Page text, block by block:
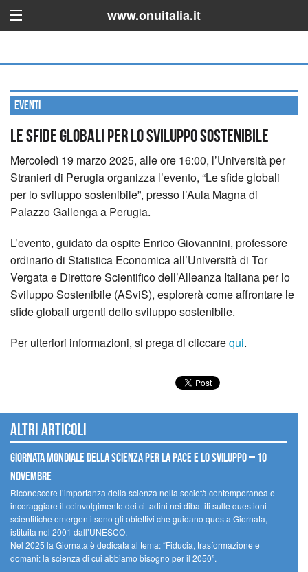
www.onuitalia.it
Eventi
Le sfide globali per lo sviluppo sostenibile
Mercoledì 19 marzo 2025, alle ore 16:00, l’Università per
Stranieri di Perugia organizza l’evento, “Le sfide globali
per lo sviluppo sostenibile”, presso l’Aula Magna di
Palazzo Gallenga a Perugia.
L’evento, guidato da ospite Enrico Giovannini, professore
ordinario di Statistica Economica all’Università di Tor
Vergata e Direttore Scientifico dell’Alleanza Italiana per lo
Sviluppo Sostenibile (ASviS), esplorerà come affrontare le
sfide globali urgenti dello sviluppo sostenibile.
Per ulteriori informazioni, si prega di cliccarequi.
Altri articoli
Giornata mondiale della scienza per la pace e lo sviluppo – 10
novembre
Riconoscere l’importanza della scienza nella società contemporanea e
incoraggiare il coinvolgimento dei cittadini nei dibattiti sulle questioni
scientifiche emergenti sono gli obiettivi che guidano questa Giornata,
istituita nel 2001 dall’UNESCO.
Nel 2025 la Giornata è dedicata al tema: “Fiducia, trasformazione e
domani: la scienza di cui abbiamo bisogno per il 2050”.